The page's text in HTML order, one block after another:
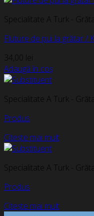
Specialitate A Turk -
Fluture de pui la grătar /
34,00 lei
Adaugă în coș
Specialitate A Turk -
Produs
Citește mai mult
Specialitate A Turk -
Produs
Citește mai mult